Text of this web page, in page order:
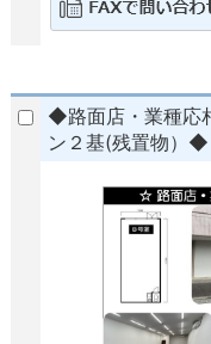
◆路面店・業種応
ン２基(残置物）◆